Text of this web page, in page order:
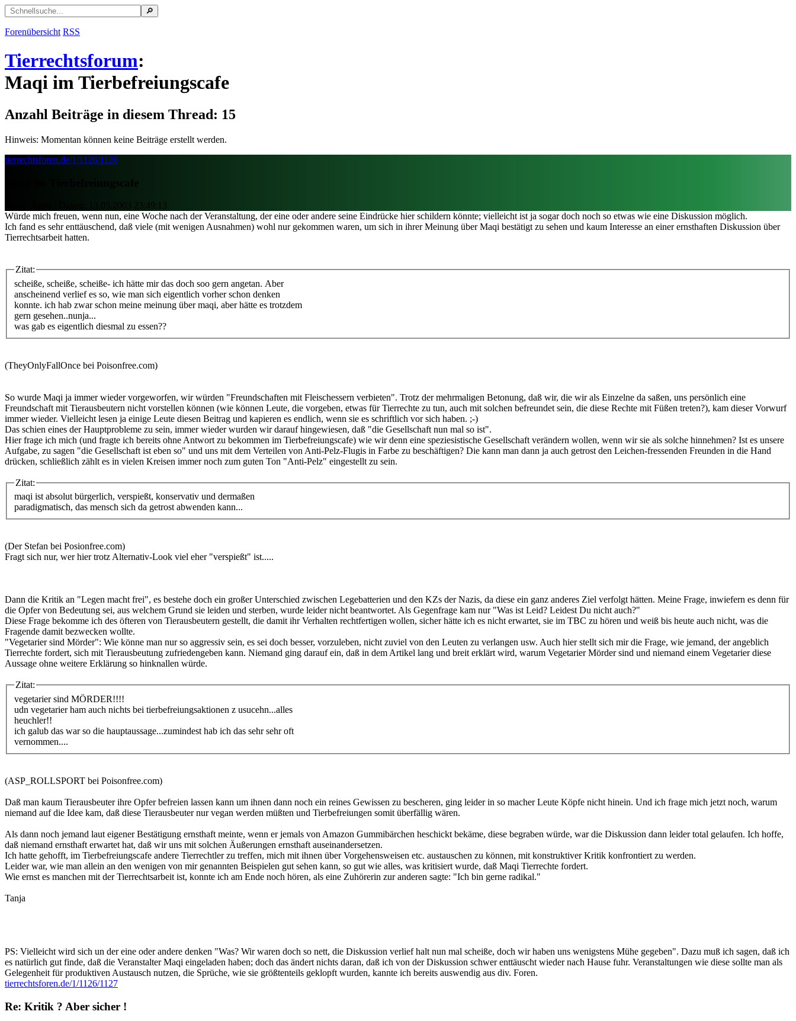
Forenübersicht RSS
Tierrechtsforum:
Maqi im Tierbefreiungscafe
Anzahl Beiträge in diesem Thread: 15
Hinweis: Momentan können keine Beiträge erstellt werden.
tierrechtsforen.de/1/1126/1126
Maqi im Tierbefreiungscafe
13.05.2003 23:49:13
Würde mich freuen, wenn nun, eine Woche nach der Veranstaltung, der eine oder andere seine Eindrücke hier schildern könnte; vielleicht ist ja sogar doch noch so etwas wie eine Diskussion möglich.
Ich fand es sehr enttäuschend, daß viele (mit wenigen Ausnahmen) wohl nur gekommen waren, um sich in ihrer Meinung über Maqi bestätigt zu sehen und kaum Interesse an einer ernsthaften Diskussion über
Tierrechtsarbeit hatten.
Zitat:
scheiße, scheiße, scheiße- ich hätte mir das doch soo gern angetan. Aber
anscheinend verlief es so, wie man sich eigentlich vorher schon denken
konnte. ich hab zwar schon meine meinung über maqi, aber hätte es trotzdem
gern gesehen..nunja...
was gab es eigentlich diesmal zu essen??
(TheyOnlyFallOnce bei Poisonfree.com)
So wurde Maqi ja immer wieder vorgeworfen, wir würden "Freundschaften mit Fleischessern verbieten". Trotz der mehrmaligen Betonung, daß wir, die wir als Einzelne da saßen, uns persönlich eine
Freundschaft mit Tierausbeutern nicht vorstellen können (wie können Leute, die vorgeben, etwas für Tierrechte zu tun, auch mit solchen befreundet sein, die diese Rechte mit Füßen treten?), kam dieser Vorwurf
immer wieder. Vielleicht lesen ja einige Leute diesen Beitrag und kapieren es endlich, wenn sie es schriftlich vor sich haben. ;-)
Das schien eines der Hauptprobleme zu sein, immer wieder wurden wir darauf hingewiesen, daß "die Gesellschaft nun mal so ist".
Hier frage ich mich (und fragte ich bereits ohne Antwort zu bekommen im Tierbefreiungscafe) wie wir denn eine speziesistische Gesellschaft verändern wollen, wenn wir sie als solche hinnehmen? Ist es unsere
Aufgabe, zu sagen "die Gesellschaft ist eben so" und uns mit dem Verteilen von Anti-Pelz-Flugis in Farbe zu beschäftigen? Die kann man dann ja auch getrost den Leichen-fressenden Freunden in die Hand
drücken, schließlich zählt es in vielen Kreisen immer noch zum guten Ton "Anti-Pelz" eingestellt zu sein.
Zitat:
maqi ist absolut bürgerlich, verspießt, konservativ und dermaßen
paradigmatisch, das mensch sich da getrost abwenden kann...
(Der Stefan bei Posionfree.com)
Fragt sich nur, wer hier trotz Alternativ-Look viel eher "verspießt" ist.....
Dann die Kritik an "Legen macht frei", es bestehe doch ein großer Unterschied zwischen Legebatterien und den KZs der Nazis, da diese ein ganz anderes Ziel verfolgt hätten. Meine Frage, inwiefern es denn für
die Opfer von Bedeutung sei, aus welchem Grund sie leiden und sterben, wurde leider nicht beantwortet. Als Gegenfrage kam nur "Was ist Leid? Leidest Du nicht auch?"
Diese Frage bekomme ich des öfteren von Tierausbeutern gestellt, die damit ihr Verhalten rechtfertigen wollen, sicher hätte ich es nicht erwartet, sie im TBC zu hören und weiß bis heute auch nicht, was die
Fragende damit bezwecken wollte.
"Vegetarier sind Mörder": Wie könne man nur so aggressiv sein, es sei doch besser, vorzuleben, nicht zuviel von den Leuten zu verlangen usw. Auch hier stellt sich mir die Frage, wie jemand, der angeblich
Tierrechte fordert, sich mit Tierausbeutung zufriedengeben kann. Niemand ging darauf ein, daß in dem Artikel lang und breit erklärt wird, warum Vegetarier Mörder sind und niemand einem Vegetarier diese
Aussage ohne weitere Erklärung so hinknallen würde.
Zitat:
vegetarier sind MÖRDER!!!!
udn vegetarier ham auch nichts bei tierbefreiungsaktionen z usucehn...alles
heuchler!!
ich galub das war so die hauptaussage...zumindest hab ich das sehr sehr oft
vernommen....
(ASP_ROLLSPORT bei Poisonfree.com)
Daß man kaum Tierausbeuter ihre Opfer befreien lassen kann um ihnen dann noch ein reines Gewissen zu bescheren, ging leider in so macher Leute Köpfe nicht hinein. Und ich frage mich jetzt noch, warum
niemand auf die Idee kam, daß diese Tierausbeuter nur vegan werden müßten und Tierbefreiungen somit überfällig wären.
Als dann noch jemand laut eigener Bestätigung ernsthaft meinte, wenn er jemals von Amazon Gummibärchen heschickt bekäme, diese begraben würde, war die Diskussion dann leider total gelaufen. Ich hoffe,
daß niemand ernsthaft erwartet hat, daß wir uns mit solchen Äußerungen ernsthaft auseinandersetzen.
Ich hatte gehofft, im Tierbefreiungscafe andere Tierrechtler zu treffen, mich mit ihnen über Vorgehensweisen etc. austauschen zu können, mit konstruktiver Kritik konfrontiert zu werden.
Leider war, wie man allein an den wenigen von mir genannten Beispielen gut sehen kann, so gut wie alles, was kritisiert wurde, daß Maqi Tierrechte fordert.
Wie ernst es manchen mit der Tierrechtsarbeit ist, konnte ich am Ende noch hören, als eine Zuhörerin zur anderen sagte: "Ich bin gerne radikal."
Tanja
PS: Vielleicht wird sich un der eine oder andere denken "Was? Wir waren doch so nett, die Diskussion verlief halt nun mal scheiße, doch wir haben uns wenigstens Mühe gegeben". Dazu muß ich sagen, daß ich
es natürlich gut finde, daß die Veranstalter Maqi eingeladen haben; doch das ändert nichts daran, daß ich von der Diskussion schwer enttäuscht wieder nach Hause fuhr. Veranstaltungen wie diese sollte man als
Gelegenheit für produktiven Austausch nutzen, die Sprüche, wie sie größtenteils geklopft wurden, kannte ich bereits auswendig aus div. Foren.
tierrechtsforen.de/1/1126/1127
Re: Kritik ? Aber sicher !